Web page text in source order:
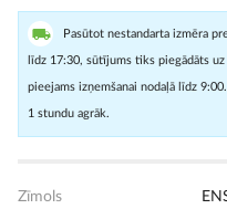
Pasūtot nestandarta izmēra
līdz 17:30, sūtījums tiks piegādāts
pieejams izņemšanai nodaļā līdz
1 stundu agrāk.
Zīmols